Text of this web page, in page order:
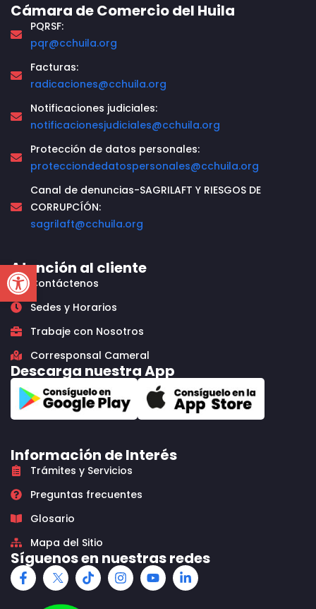
Open toolbar
Cámara de Comercio del Huila
PQRSF:
pqr@cchuila.org
Facturas:
radicaciones@cchuila.org
Notificaciones judiciales:
notificacionesjudiciales@cchuila.org
Protección de datos personales:
protecciondedatospersonales@cchuila.org
Canal de denuncias-SAGRILAFT Y RIESGOS DE
CORRUPCÍÓN:
sagrilaft@cchuila.org
Atención al cliente
Contáctenos
Sedes y Horarios
Trabaje con Nosotros
Corresponsal Cameral
Descarga nuestra App
Información de Interés
Trámites y Servicios
Preguntas frecuentes
Glosario
Mapa del Sitio
Síguenos en nuestras redes